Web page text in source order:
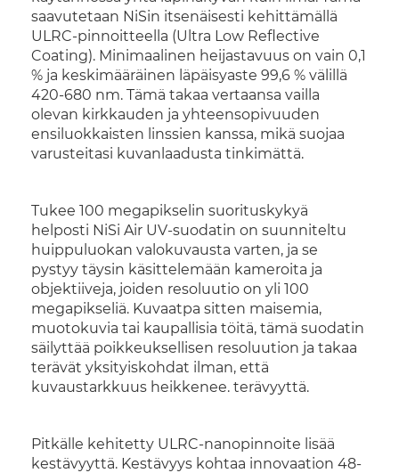
saavutetaan NiSin itsenäisesti kehittämällä
ULRC-pinnoitteella (Ultra Low Reflective
Coating). Minimaalinen heijastavuus on vain 0,1
% ja keskimääräinen läpäisyaste 99,6 % välillä
420-680 nm. Tämä takaa vertaansa vailla
olevan kirkkauden ja yhteensopivuuden
ensiluokkaisten linssien kanssa, mikä suojaa
varusteitasi kuvanlaadusta tinkimättä.
Tukee 100 megapikselin suorituskykyä
helposti NiSi Air UV-suodatin on suunniteltu
huippuluokan valokuvausta varten, ja se
pystyy täysin käsittelemään kameroita ja
objektiiveja, joiden resoluutio on yli 100
megapikseliä. Kuvaatpa sitten maisemia,
muotokuvia tai kaupallisia töitä, tämä suodatin
säilyttää poikkeuksellisen resoluution ja takaa
terävät yksityiskohdat ilman, että
kuvaustarkkuus heikkenee. terävyyttä.
Pitkälle kehitetty ULRC-nanopinnoite lisää
kestävyyttä. Kestävyys kohtaa innovaation 48-